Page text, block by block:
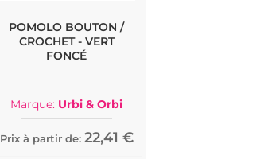
POMOLO BOUTON /
CROCHET - VERT
FONCÉ
Marque: Urbi & Orbi
Prix à partir de: 22,41 €